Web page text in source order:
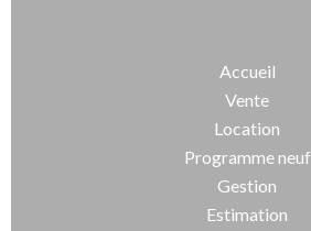
Accueil
Vente
Location
Programme neuf
Gestion
Estimation